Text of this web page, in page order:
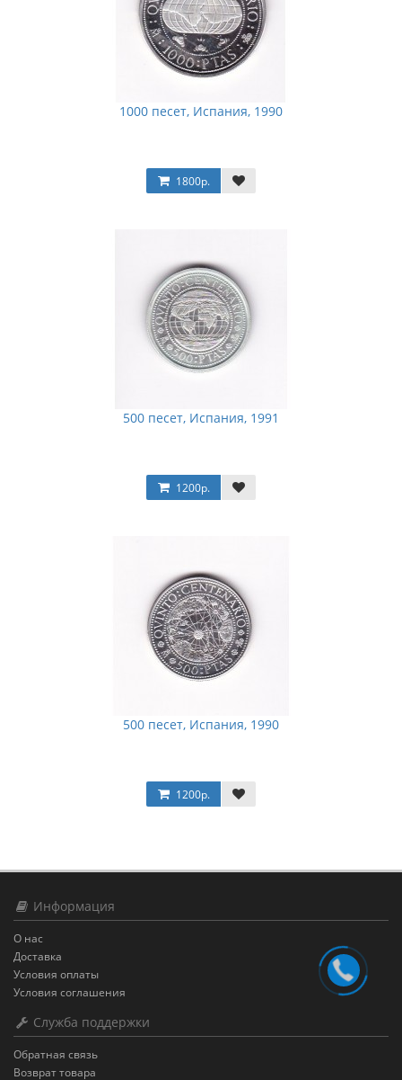
1000 песет, Испания, 1990
1800р.
500 песет, Испания, 1991
1200р.
500 песет, Испания, 1990
1200р.
Информация
О нас
Доставка
Условия оплаты
Условия соглашения
Служба поддержки
Обратная связь
Возврат товара